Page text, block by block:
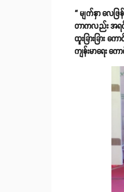
“ မျက်နှာ လေဖ
တာကလည်း အရ
ထူးခြားခြား
ကျန်းမာရေး က